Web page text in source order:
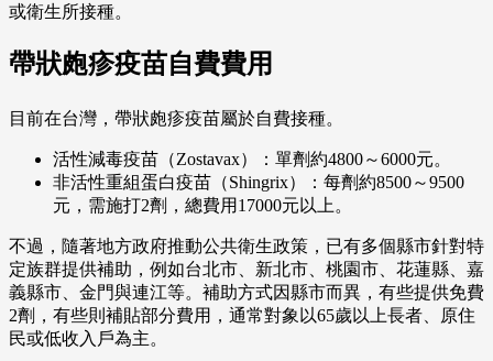
或衛生所接種。
帶狀皰疹疫苗自費費用
目前在台灣，帶狀皰疹疫苗屬於自費接種。
活性減毒疫苗（Zostavax）：單劑約4800～6000元。
非活性重組蛋白疫苗（Shingrix）：每劑約8500～9500
元，需施打2劑，總費用17000元以上。
不過，隨著地方政府推動公共衛生政策，已有多個縣市針對特
定族群提供補助，例如台北市、新北市、桃園市、花蓮縣、嘉
義縣市、金門與連江等。補助方式因縣市而異，有些提供免費
2劑，有些則補貼部分費用，通常對象以65歲以上長者、原住
民或低收入戶為主。